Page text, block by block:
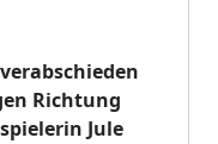
Richtung
Jule